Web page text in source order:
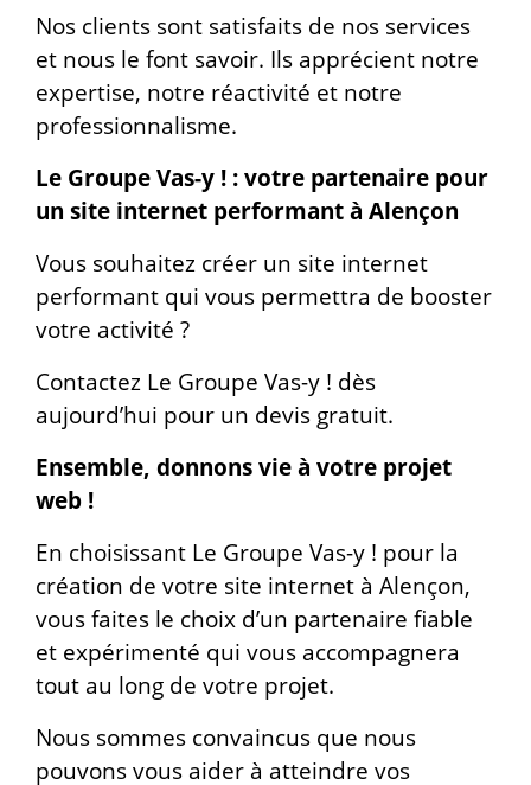
Nos clients sont satisfaits de nos services
et nous le font savoir. Ils apprécient notre
expertise, notre réactivité et notre
professionnalisme.
Le Groupe Vas-y ! : votre partenaire pour
un site internet performant à Alençon
Vous souhaitez créer un site internet
performant qui vous permettra de booster
votre activité ?
Contactez Le Groupe Vas-y ! dès
aujourd’hui pour un devis gratuit.
Ensemble, donnons vie à votre projet
web !
En choisissant Le Groupe Vas-y ! pour la
création de votre site internet à Alençon,
vous faites le choix d’un partenaire fiable
et expérimenté qui vous accompagnera
tout au long de votre projet.
Nous sommes convaincus que nous
pouvons vous aider à atteindre vos